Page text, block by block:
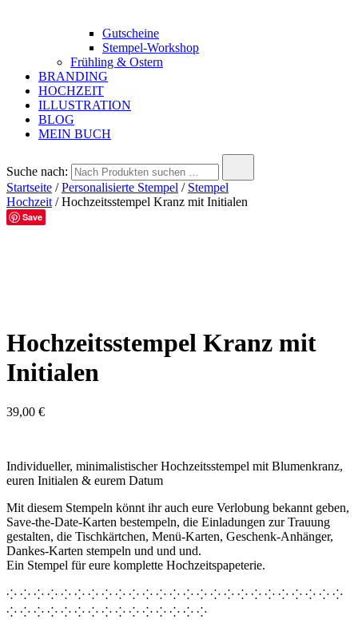
Gutscheine
Stempel-Workshop
Frühling & Ostern
BRANDING
HOCHZEIT
ILLUSTRATION
BLOG
MEIN BUCH
Suche nach:
Startseite /Personalisierte Stempel / Stempel
Hochzeit / Hochzeitsstempel Kranz mit Initialen
Save
Hochzeitsstempel Kranz mit
Initialen
39,00 €
Individueller, minimalistischer Hochzeitsstempel mit Blumenkranz,
euren Initialen & eurem Datum
Mit diesem Stempeln könnt ihr auch eure Verlobung bekannt geben,
Save-the-Date-Karten bestempeln, die Einladungen zur Trauung
gestalten, die Tischkärtchen, Menü-Karten, Geschenk-Anhänger,
Dankes-Karten stempeln und und und.
Ein Stempel für eure komplette Hochzeitspapeterie.
⁘ ⁘ ⁘ ⁘ ⁘ ⁘ ⁘ ⁘ ⁘ ⁘ ⁘ ⁘ ⁘ ⁘ ⁘ ⁘ ⁘ ⁘ ⁘ ⁘ ⁘ ⁘ ⁘ ⁘ ⁘
⁘ ⁘ ⁘ ⁘ ⁘ ⁘ ⁘ ⁘ ⁘ ⁘ ⁘ ⁘ ⁘ ⁘ ⁘